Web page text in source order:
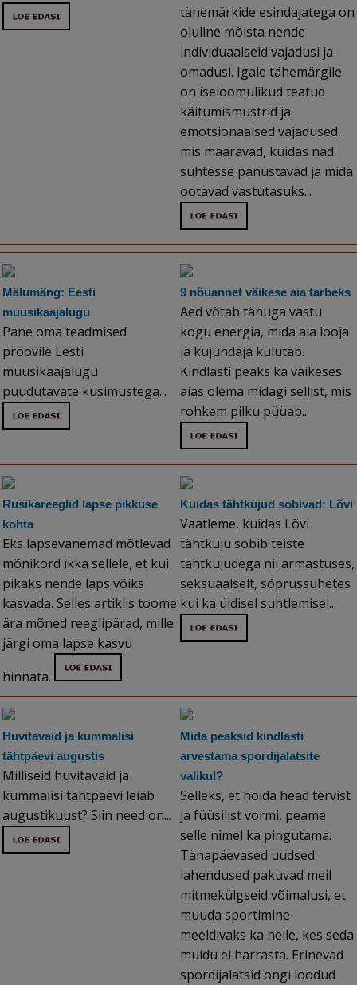
tähemärkide esindajatega on
oluline mõista nende
individuaalseid vajadusi ja
omadusi. Igale tähemärgile
on iseloomulikud teatud
käitumismustrid ja
emotsionaalsed vajadused,
mis määravad, kuidas nad
suhtesse panustavad ja mida
ootavad vastutasuks...
Mälumäng: Eesti
muusikaajalugu
Pane oma teadmised
proovile Eesti
muusikaajalugu
puudutavate küsimustega...
9 nõuannet väikese aia tarbeks
Aed võtab tänuga vastu
kogu energia, mida aia looja
ja kujundaja kulutab.
Kindlasti peaks ka väikeses
aias olema midagi sellist, mis
rohkem pilku püüab...
Rusikareeglid lapse pikkuse
kohta
Eks lapsevanemad mõtlevad
mõnikord ikka sellele, et kui
pikaks nende laps võiks
kasvada. Selles artiklis toome
ära mõned reeglipärad, mille
järgi oma lapse kasvu
hinnata.
Kuidas tähtkujud sobivad: Lõvi
Vaatleme, kuidas Lõvi
tähtkuju sobib teiste
tähtkujudega nii armastuses,
seksuaalselt, sõprussuhetes
kui ka üldisel suhtlemisel...
Huvitavaid ja kummalisi
tähtpäevi augustis
Milliseid huvitavaid ja
kummalisi tähtpäevi leiab
augustikuust? Siin need on...
Mida peaksid kindlasti
arvestama spordijalatsite
valikul?
Selleks, et hoida head tervist
ja füüsilist vormi, peame
selle nimel ka pingutama.
Tänapäevased uudsed
lahendused pakuvad meil
mitmekülgseid võimalusi, et
muuda sportimine
meeldivaks ka neile, kes seda
muidu ei harrasta. Erinevad
spordijalatsid ongi loodud